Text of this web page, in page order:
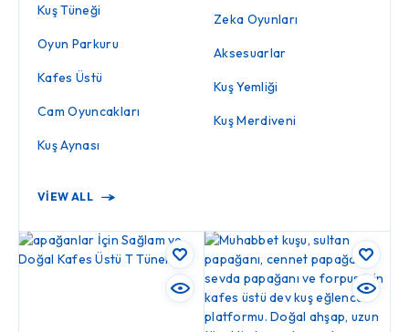
Kuş Tüneği
Oyun Parkuru
Kafes Üstü
Cam Oyuncakları
Kuş Aynası
Zeka Oyunları
Aksesuarlar
Kuş Yemliği
Kuş Merdiveni
VIEW ALL